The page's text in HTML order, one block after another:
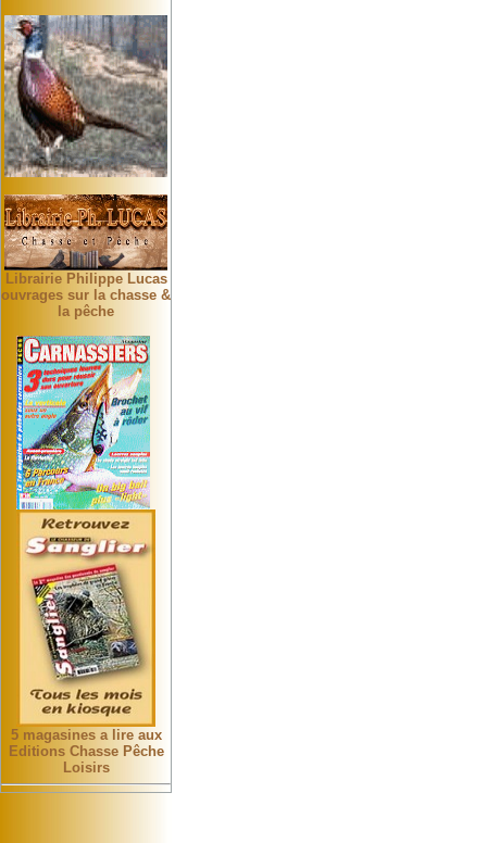
Librairie Philippe Lucas
ouvrages sur la chasse &
la pêche
5 magasines a lire aux
Editions Chasse Pêche
Loisirs